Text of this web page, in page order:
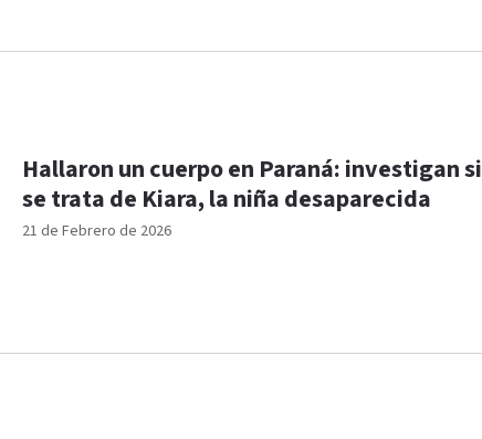
21 de Febrero de 2026
Hallaron un cuerpo en Paraná: investigan si
se trata de Kiara, la niña desaparecida